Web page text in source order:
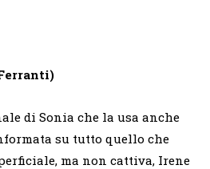
di Sonia che la usa anche
su tutto quello che
ma non cattiva, Irene